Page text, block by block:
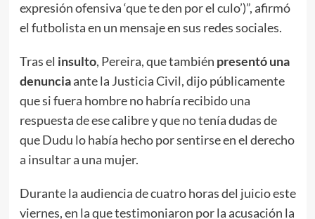
expresión ofensiva ‘que te den por el culo’)”, afirmó
el futbolista en un mensaje en sus redes sociales.
Tras el insulto, Pereira, que también presentó una
denunciaante la Justicia Civil, dijo públicamente
que si fuera hombre no habría recibido una
respuesta de ese calibre y que no tenía dudas de
que Dudu lo había hecho por sentirse en el derecho
a insultar a una mujer.
Durante la audiencia de cuatro horas del juicio este
viernes, en la que testimoniaron por la acusación la